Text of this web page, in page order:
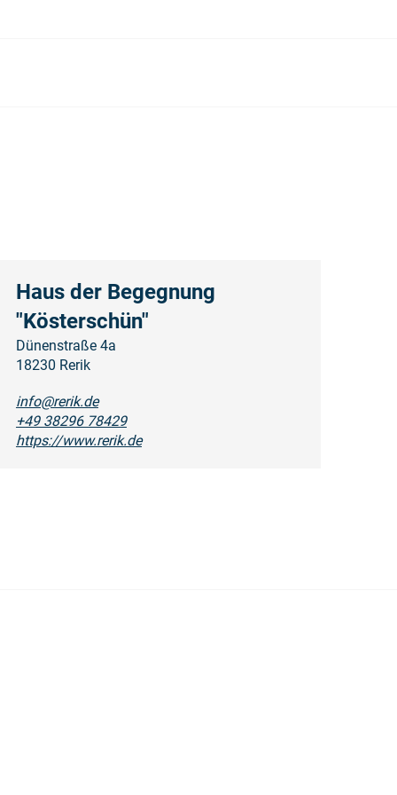
Haus der Begegnung
"Kösterschün"
Dünenstraße 4a
18230 Rerik
info@rerik.de
+49 38296 78429
https://www.rerik.de